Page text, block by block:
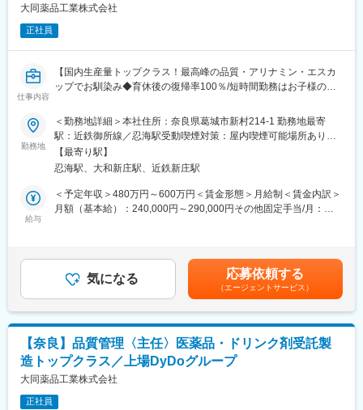
していただけます）
・年間休日117日（2024年度実績） 2025年度の年間休日119日
実
方製剤、トローチ、かぜ薬、胃腸薬など自社ブランド商品に加え
て、様々なお客様のニーズに対応したPB製品を開発・供給してい
ます。
■キャリアパス：
同社は全社的に若い世代が活躍しているため、入社時は若手の方
でも、ゆくゆくは、ご経験・能力により責任者を目指すことので
また、後輩や部下を育成する管理職として活躍することも可能の
ため、ご自身のキャリアを広げていただけます。
■組織について：
が多く、馴染みやすい環境です。
◎自社開発により、特徴ある医薬品の製造販売を目指し商品開
発・製造技術研究にも日々努力しています。
◎GMP適応工場として認定を受け、日本国内だけでなく海外向け
の製品の製造も行っています。
■働き方魅力：
ワークライフバランスを整えながら、長期就業が叶う環境です。
・月平均残業時間10～15時間程度（ご自身の都合に合わせて調整
していただけます）
・年間休日117日（2024年度実績） 2025年度の年間休日119日
大同薬品工業株式会社
正社員
仕事内容
【国内生産量トップクラス！最高峰の品質・アリナミン・エスカ
ップでお馴染み◆育休後の復帰率100％/短時間勤務はお子様の小
◎】
■業務内容：
・製造や検査の記録をチェック
・行政や取引先の監査対応
・原材料や資材の仕入先の管理（現地確認あり）
・品質に関する変更・トラブル・改善対応などの管理
医薬品製造におけるガイドラインであるGMPを遵守し、安全性・
品質を保つことがミッションです。そのため製造工程における検
査やクレーム対応、原因調査と改善などを考える重要なポジショ
■入社後の研修について
・全社的な教育研修、品質保証部でのGMP（製品の安全性を確保
するための法的に定められた基準）研修を実施します。
・入社後1か月間はマンツーマンのOJT研修を通して、品質保証部
でどのように業務を進めるかを覚えていただきます。
勤務地
＜勤務地詳細＞本社住所：奈良県葛城市新村214-1 勤務地最寄
駅：近鉄御所線／忍海駅受動喫煙対策：屋内喫煙可能場所あり変
更の範囲：会社の定める事業所
【最寄り駅】
忍海駅、大和新庄駅、近鉄新庄駅
給与
＜予定年収＞480万円～600万円＜賃金形態＞月給制＜賃金内訳＞
月額（基本給）：240,000円～290,000円その他固定手当/月：
月の範囲内で変動)※昨年度実績：計4ヶ月分賃金はあくまでも目安
の金額であり、選考を通じて上下する可能性があります。月給(月
額)は固定手当を含めた表記です。
気になる 応募依頼する
（エージェントサービス）
【奈良】品質管理〈主任〉医薬品・ドリンク剤受託製
造トップクラス／上場DyDoグループ
大同薬品工業株式会社
正社員